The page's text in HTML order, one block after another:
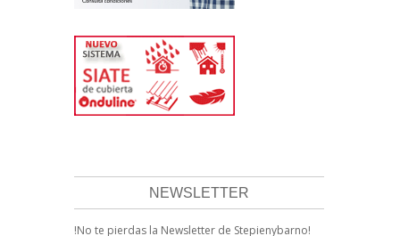
NEWSLETTER
!No te pierdas la Newsletter de Stepienybarno!